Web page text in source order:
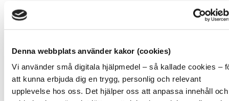
Denna webbplats använder kakor (cookies)
Vi använder små digitala hjälpmedel – så kallade cookies –
att kunna erbjuda dig en trygg, personlig och relevant
upplevelse hos oss. Det hjälper oss att anpassa innehåll och
Endast för SockerSkolans
deltagare
Materialet som du försöker titta på är bara till för de som